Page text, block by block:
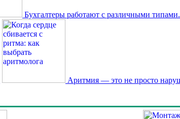
Бухгалтеры работают с различными
Аритмия — это не просто